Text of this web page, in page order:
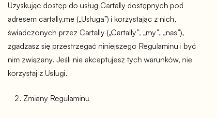
Uzyskując dostęp do usług Cartally dostępnych pod
adresem cartally.me („Usługa”) i korzystając z nich,
świadczonych przez Cartally („Cartally”, „my”, „nas”),
zgadzasz się przestrzegać niniejszego Regulaminu i być
nim związany. Jeśli nie akceptujesz tych warunków, nie
korzystaj z Usługi.
Zmiany Regulaminu